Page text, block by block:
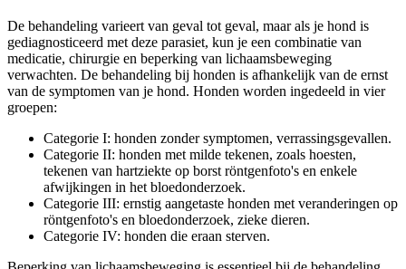
De behandeling varieert van geval tot geval, maar als je hond is
gediagnosticeerd met deze parasiet, kun je een combinatie van
medicatie, chirurgie en beperking van lichaamsbeweging
verwachten. De behandeling bij honden is afhankelijk van de ernst
van de symptomen van je hond. Honden worden ingedeeld in vier
groepen:
Categorie I: honden zonder symptomen, verrassingsgevallen.
Categorie II: honden met milde tekenen, zoals hoesten,
tekenen van hartziekte op borst röntgenfoto's en enkele
afwijkingen in het bloedonderzoek.
Categorie III: ernstig aangetaste honden met veranderingen op
röntgenfoto's en bloedonderzoek, zieke dieren.
Categorie IV: honden die eraan sterven.